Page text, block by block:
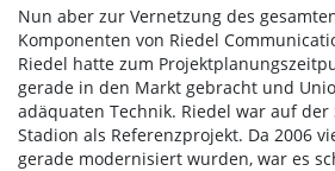
Nun aber zur Vernetzung des
Komponenten von Riedel
Riedel hatte zum
gerade in den Markt gebracht und
adäquaten Technik. Riedel war auf der
Stadion als Referenzprojekt. Da 2006
gerade modernisiert wurden, war es